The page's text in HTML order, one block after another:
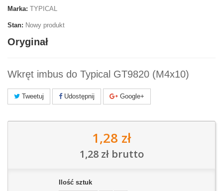
Marka: TYPICAL
Stan: Nowy produkt
Oryginał
Wkręt imbus do Typical GT9820 (M4x10)
Tweetuj Udostępnij Google+
1,28 zł
1,28 złbrutto
Ilość sztuk